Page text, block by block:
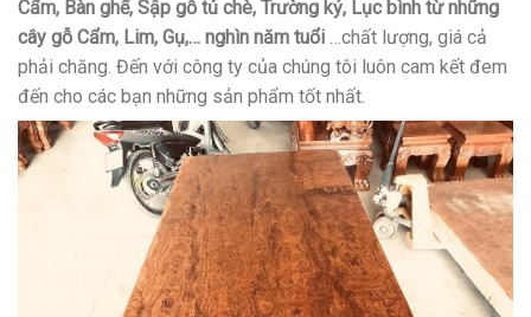
Cẩm, Bàn ghế, Sập gỗ tủ chè, Trường kỷ, Lục bình từ những
cây gỗ Cẩm, Lim, Gụ,… nghìn năm tuổi …chất lượng, giá cả
phải chăng. Đến với công ty của chúng tôi luôn cam kết đem
đến cho các bạn những sản phẩm tốt nhất.